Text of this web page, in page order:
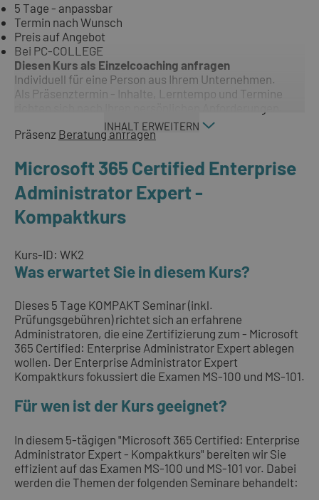
5 Tage - anpassbar
Termin nach Wunsch
Preis auf Angebot
Bei PC-COLLEGE
Diesen Kurs als Einzelcoaching anfragen
Individuell für eine Person aus Ihrem Unternehmen.
Als Präsenztermin - Inhalte, Lerntempo und Termine
INHALT ERWEITERN
Präsenz Beratung anfragen
Microsoft 365 Certified Enterprise
Administrator Expert -
Kompaktkurs
Kurs-ID: WK2
Was erwartet Sie in diesem Kurs?
Dieses 5 Tage KOMPAKT Seminar (inkl.
Prüfungsgebühren) richtet sich an erfahrene
Administratoren, die eine Zertifizierung zum - Microsoft
365 Certified: Enterprise Administrator Expert ablegen
wollen. Der Enterprise Administrator Expert
Kompaktkurs fokussiert die Examen MS-100 und MS-101.
Für wen ist der Kurs geeignet?
In diesem 5-tägigen "Microsoft 365 Certified: Enterprise
Administrator Expert - Kompaktkurs" bereiten wir Sie
effizient auf das Examen MS-100 und MS-101 vor. Dabei
werden die Themen der folgenden Seminare behandelt: